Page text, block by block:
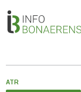
ATR